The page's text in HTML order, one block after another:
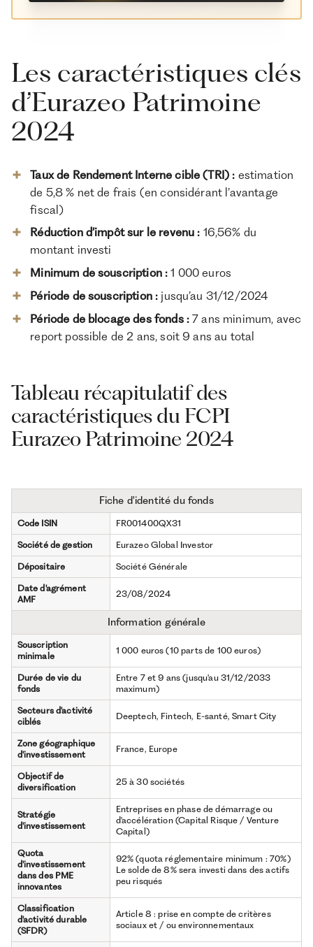
Les caractéristiques clés
d’Eurazeo Patrimoine
2024
Taux de Rendement Interne cible (TRI) : estimation
de 5,8 % net de frais (en considérant l’avantage
fiscal)
Réduction d’impôt sur le revenu : 16,56% du
montant investi
Minimum de souscription :1 000 euros
Période de souscription : jusqu’au 31/12/2024
Période de blocage des fonds :7 ans minimum, avec
report possible de 2 ans, soit 9 ans au total
Tableau récapitulatif des
caractéristiques du FCPI
Eurazeo Patrimoine 2024
Fiche d'identité du fonds
Code ISIN FR001400QX31
Société de gestion Eurazeo Global Investor
Dépositaire Société Générale
Date d'agrément
AMF
23/08/2024
Information générale
Souscription
minimale
1 000 euros (10 parts de 100 euros)
Durée de vie du
fonds
Entre 7 et 9 ans (jusqu'au 31/12/2033
maximum)
Secteurs d'activité
ciblés
Deeptech, Fintech, E-santé, Smart City
Zone géographique
d'investissement
France, Europe
Objectif de
diversification
25 à 30 sociétés
Stratégie
d'investissement
Entreprises en phase de démarrage ou
d'accélération (Capital Risque / Venture
Capital)
Quota
d'investissement
dans des PME
innovantes
92% (quota réglementaire minimum : 70%)
Le solde de 8% sera investi dans des actifs
peu risqués
Classification
d'activité durable
(SFDR)
Article 8 : prise en compte de critères
sociaux et / ou environnementaux